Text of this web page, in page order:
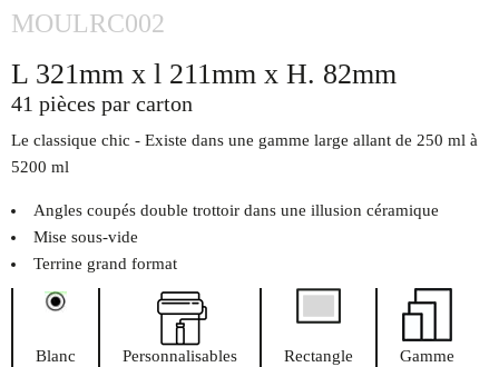
MOULRC002
L 321mm x l 211mm x H. 82mm
41 pièces par carton
Le classique chic - Existe dans une gamme large allant de 250 ml à
5200 ml
Angles coupés double trottoir dans une illusion céramique
Mise sous-vide
Terrine grand format
Blanc Personnalisables Rectangle Gamme